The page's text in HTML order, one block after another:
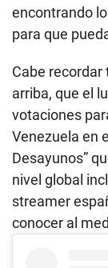
encontrando
para que
Cabe
arriba, que el
votaciones
Venezuela en
Desayunos”
nivel global
streamer
conocer al